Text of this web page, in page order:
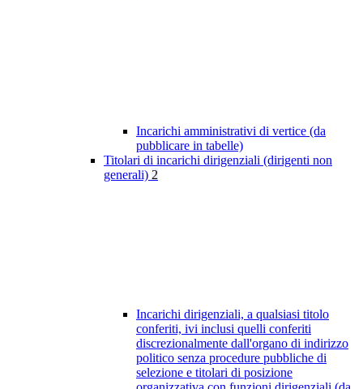
Incarichi amministrativi di vertice (da
pubblicare in tabelle)
Titolari di incarichi dirigenziali (dirigenti non
generali) 2
Incarichi dirigenziali, a qualsiasi titolo
conferiti, ivi inclusi quelli conferiti
discrezionalmente dall'organo di indirizzo
politico senza procedure pubbliche di
selezione e titolari di posizione